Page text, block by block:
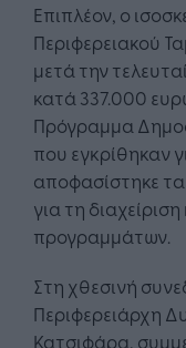
Επιπλέον, ο
Περιφερειακού
μετά την
κατά 337.000
Πρόγραμμα
που εγκρίθηκαν
αποφασίστηκε
για τη
προγραμμάτων.
Στη χθεσινή
Περιφερειάρχη
Κατσιφάρα,